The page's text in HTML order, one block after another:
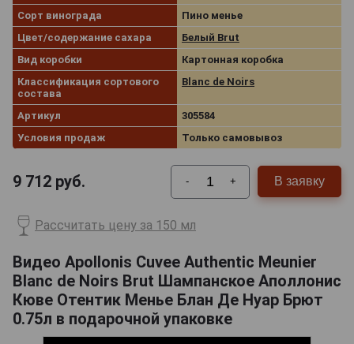
Сорт винограда
Пино менье
Цвет/содержание сахара
Белый Brut
Вид коробки
Картонная коробка
Классификация сортового
состава
Blanc de Noirs
Артикул
305584
Условия продаж
Только самовывоз
9 712 руб. - + В заявку
Рассчитать цену за 150 мл
Видео Apollonis Cuvee Authentic Meunier
Blanc de Noirs Brut Шампанское Аполлонис
Кюве Отентик Менье Блан Де Нуар Брют
0.75л в подарочной упаковке